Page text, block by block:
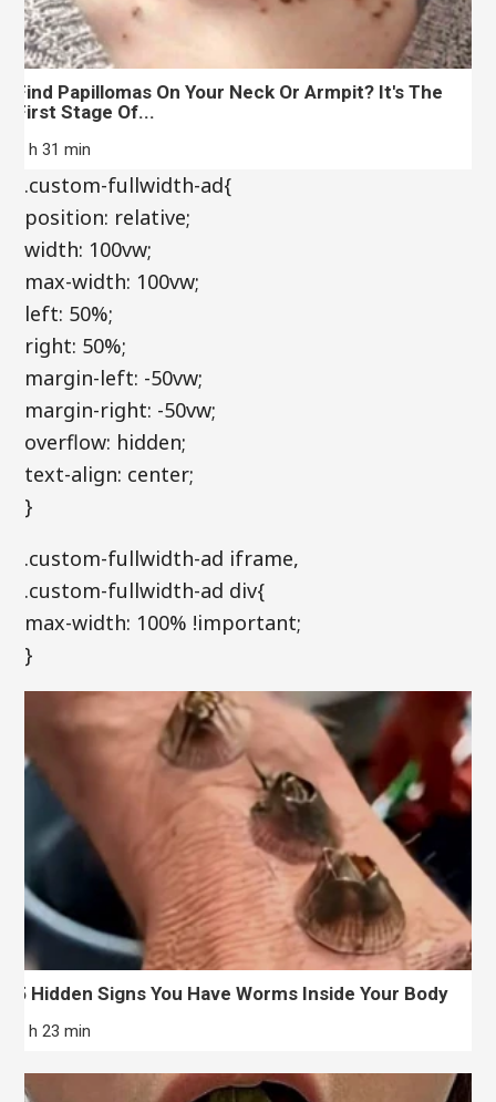
Find Papillomas On Your Neck Or Armpit? It's The
First Stage Of...
2 h 31 min
.custom-fullwidth-ad{
position: relative;
width: 100vw;
max-width: 100vw;
left: 50%;
right: 50%;
margin-left: -50vw;
margin-right: -50vw;
overflow: hidden;
text-align: center;
}
.custom-fullwidth-ad iframe,
.custom-fullwidth-ad div{
max-width: 100% !important;
}
5 Hidden Signs You Have Worms Inside Your Body
7 h 23 min